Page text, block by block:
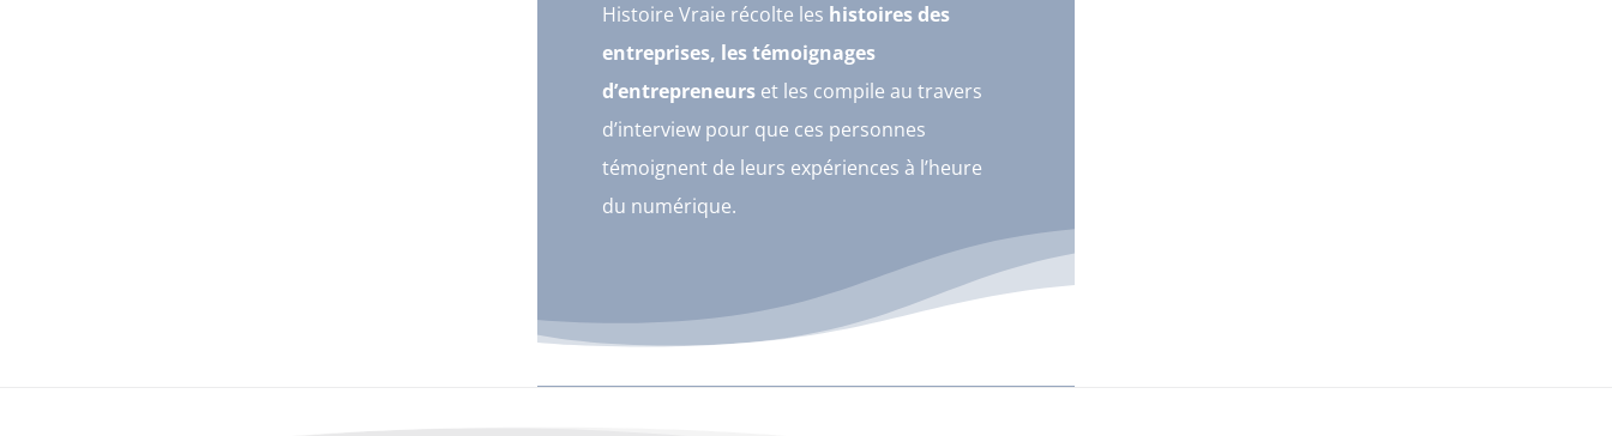
Histoire Vraie récolte les histoires des
entreprises, les témoignages
d’entrepreneurset les compile au travers
d’interview pour que ces personnes
témoignent de leurs expériences à l’heure
du numérique.